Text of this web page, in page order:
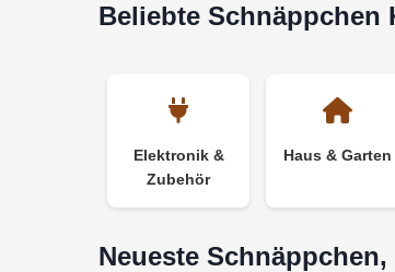
Beliebte Schnäppchen
Elektronik &
Zubehör
Haus & Garten
Neueste